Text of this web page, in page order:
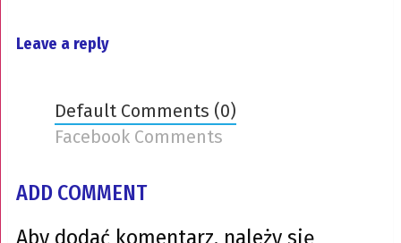
Leave a reply
Default Comments (0)
Facebook Comments
ADD COMMENT
Aby dodać komentarz, należy się